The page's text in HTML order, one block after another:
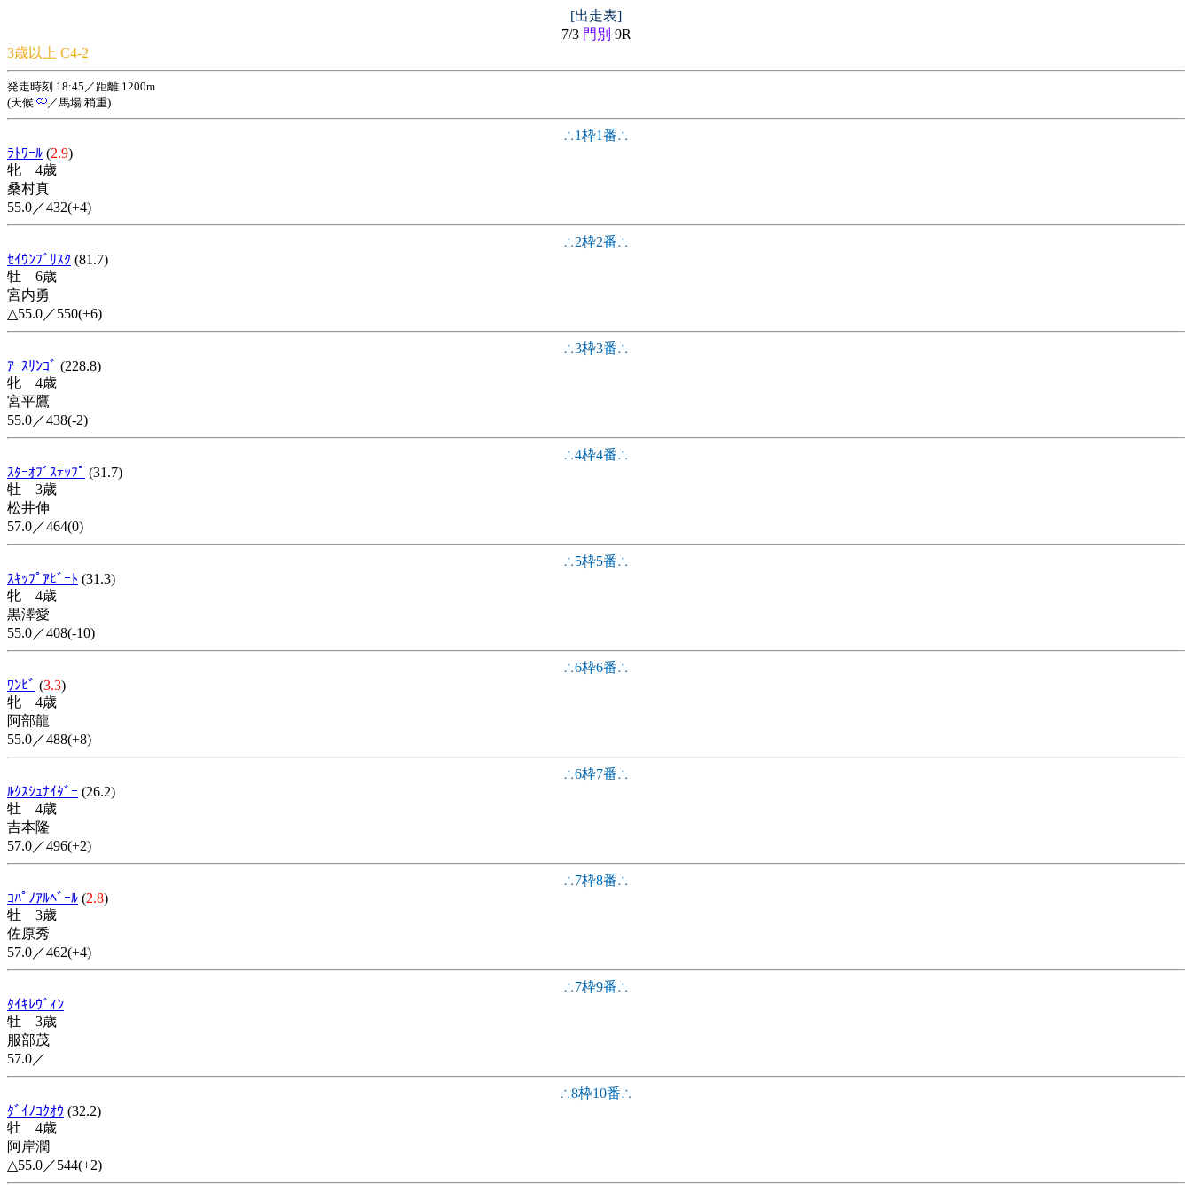
[出走表]
7/3 門別 9R
3歳以上 C4-2
発走時刻 18:45／距離 1200m
(天候
／馬場 稍重)
∴1枠1番∴
ﾗﾄﾜｰﾙ (2.9)
牝 4歳
桑村真
55.0／432(+4)
∴2枠2番∴
ｾｲｳﾝﾌﾞﾘｽｸ (81.7)
牡 6歳
宮内勇
△55.0／550(+6)
∴3枠3番∴
ｱｰｽﾘﾝｺﾞ (228.8)
牝 4歳
宮平鷹
55.0／438(-2)
∴4枠4番∴
ｽﾀｰｵﾌﾞｽﾃｯﾌﾟ (31.7)
牡 3歳
松井伸
57.0／464(0)
∴5枠5番∴
ｽｷｯﾌﾟｱﾋﾞｰﾄ (31.3)
牝 4歳
黒澤愛
55.0／408(-10)
∴6枠6番∴
ﾜﾝﾋﾞ (3.3)
牝 4歳
阿部龍
55.0／488(+8)
∴6枠7番∴
ﾙｸｽｼｭﾅｲﾀﾞｰ (26.2)
牡 4歳
吉本隆
57.0／496(+2)
∴7枠8番∴
ｺﾊﾟﾉｱﾙﾍﾞｰﾙ (2.8)
牡 3歳
佐原秀
57.0／462(+4)
∴7枠9番∴
ﾀｲｷﾚｳﾞｨﾝ
牡 3歳
服部茂
57.0／
∴8枠10番∴
ﾀﾞｲﾉｺｸｵｳ (32.2)
牡 4歳
阿岸潤
△55.0／544(+2)